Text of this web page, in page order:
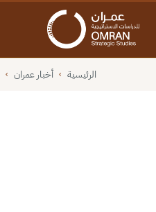
الرئيسية › أخبار عمران ›